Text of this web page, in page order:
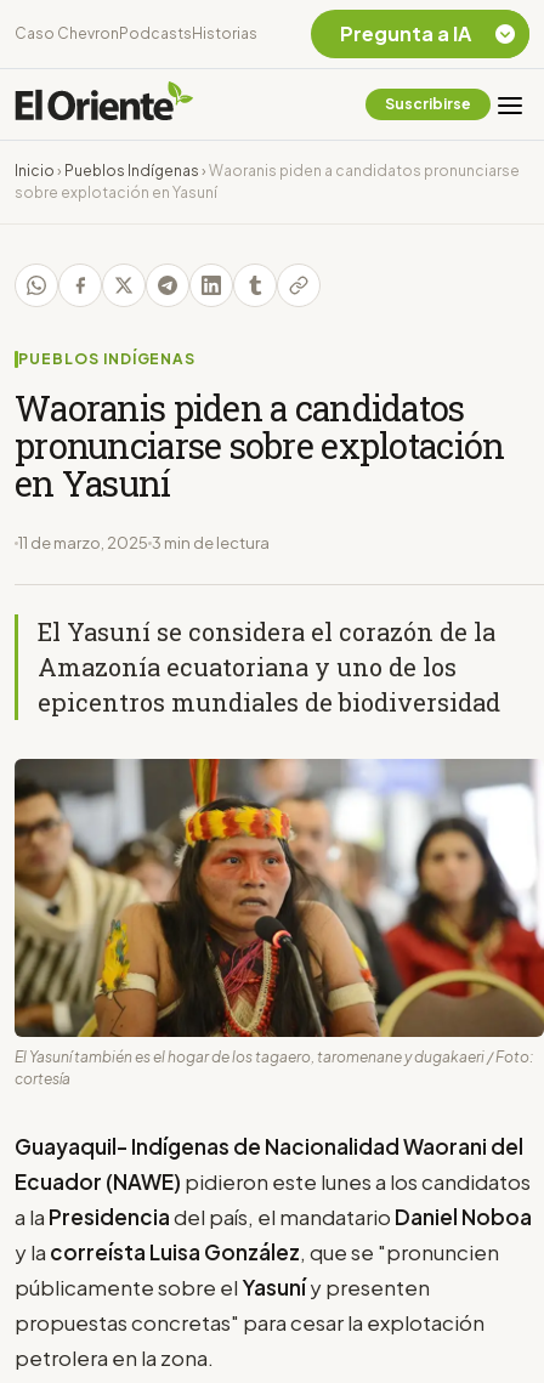
Caso Chevron Podcasts Historias
Suscribirse
Inicio › Pueblos Indígenas › Waoranis piden a candidatos pronunciarse
sobre explotación en Yasuní
PUEBLOS INDÍGENAS
Waoranis piden a candidatos
pronunciarse sobre explotación
en Yasuní
11 de marzo, 2025 3 min de lectura
El Yasuní se considera el corazón de la
Amazonía ecuatoriana y uno de los
epicentros mundiales de biodiversidad
El Yasuní también es el hogar de los tagaero, taromenane y dugakaeri / Foto:
cortesía
Guayaquil- Indígenas de Nacionalidad Waorani del
Ecuador (NAWE) pidieron este lunes a los candidatos
a la Presidenciadel país, el mandatario Daniel Noboa
y la correísta Luisa González, que se "pronuncien
públicamente sobre el Yasuníy presenten
propuestas concretas" para cesar la explotación
petrolera en la zona.
Pregunta a IA
Chevron Ecuador